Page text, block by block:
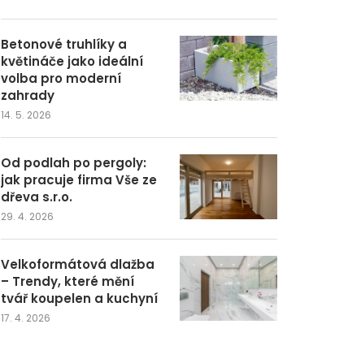
Betonové truhlíky a
květináče jako ideální
volba pro moderní
zahrady
14. 5. 2026
Od podlah po pergoly:
jak pracuje firma Vše ze
dřeva s.r.o.
29. 4. 2026
Velkoformátová dlažba
– Trendy, které mění
tvář koupelen a kuchyní
17. 4. 2026